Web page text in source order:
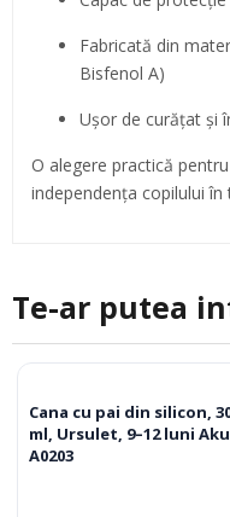
Fabricată din
Bisfenol A)
Ușor de curățat și
O alegere practică
independența copilului în
Te-ar putea
Cana cu pai din silicon,
ml, Ursulet, 9–12 luni
A0203